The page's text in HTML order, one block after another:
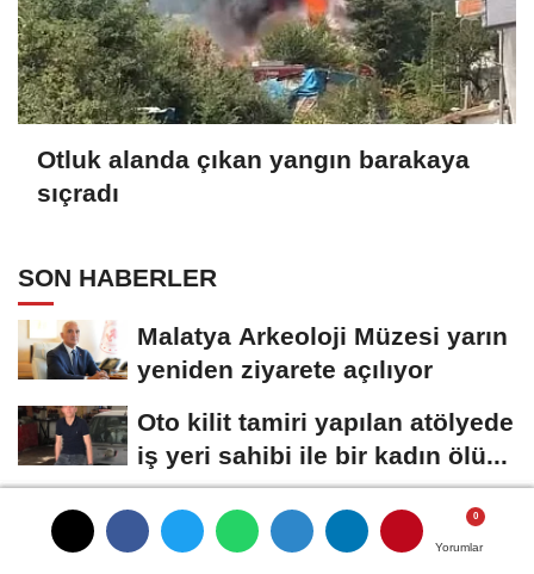
Yorumlar
Yorumlar
Yorumlar
Otluk alanda çıkan yangın barakaya
sıçradı
SON HABERLER
Malatya Arkeoloji Müzesi yarın
yeniden ziyarete açılıyor
Oto kilit tamiri yapılan atölyede
iş yeri sahibi ile bir kadın ölü...
Cumhurbaşkanı Erdoğan,
Suudi Arabistan'da
Yorumlar